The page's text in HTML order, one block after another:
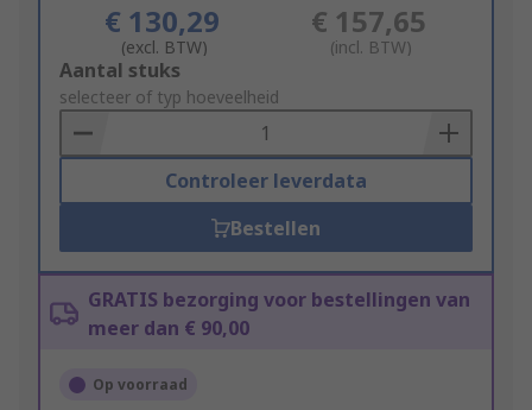
€ 130,29
(excl. BTW)
€ 157,65
(incl. BTW)
Add
to
Basket
Aantal stuks
selecteer of typ hoeveelheid
Controleer leverdata
Bestellen
GRATIS bezorging voor bestellingen van
meer dan € 90,00
Op voorraad